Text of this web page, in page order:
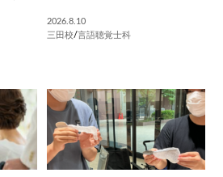
2026.8.10
三田校/言語聴覚士科